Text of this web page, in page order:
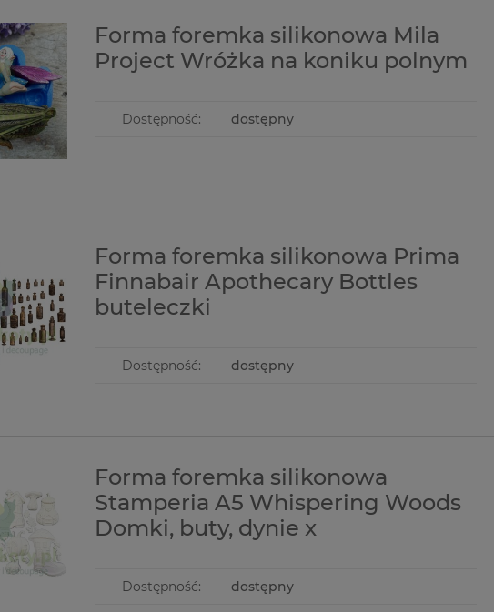
Forma foremka silikonowa Mila
Project Wróżka na koniku polnym
Dostępność: dostępny
Forma foremka silikonowa Prima
Finnabair Apothecary Bottles
buteleczki
Dostępność: dostępny
Forma foremka silikonowa
Stamperia A5 Whispering Woods
Domki, buty, dynie x
Dostępność: dostępny